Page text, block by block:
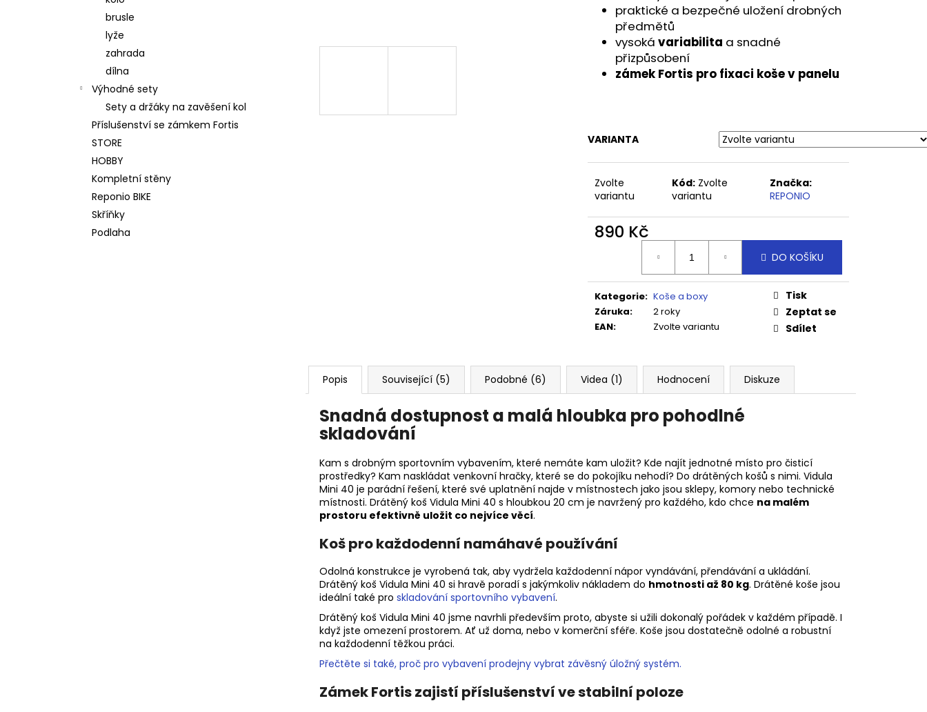
brusle
lyže
zahrada
dílna
Výhodné sety
Sety a držáky na zavěšení kol
Příslušenství se zámkem Fortis
STORE
HOBBY
Kompletní stěny
Reponio BIKE
Skříňky
Podlaha
praktické a bezpečné uložení drobných
předmětů
vysoká variabilita a snadné
přizpůsobení
zámek Fortis pro fixaci koše v panelu
VARIANTA
Zvolte
variantu
Kód: Zvolte
variantu
Značka:
REPONIO
890 Kč
DO KOŠÍKU
Kategorie: Koše a boxy
Záruka:
2 roky
EAN: Zvolte variantu
Tisk
Zeptat se
Sdílet
Popis Související (5) Podobné (6) Videa (1) Hodnocení Diskuze
Snadná dostupnost a malá hloubka pro pohodlné
skladování
Kam s drobným sportovním vybavením, které nemáte kam uložit? Kde najít jednotné místo pro čisticí
prostředky? Kam naskládat venkovní hračky, které se do pokojíku nehodí? Do drátěných košů s nimi. Vidula
Mini 40 je parádní řešení, které své uplatnění najde v místnostech jako jsou sklepy, komory nebo technické
místnosti. Drátěný koš Vidula Mini 40 s hloubkou 20 cm je navržený pro každého, kdo chce na malém
prostoru efektivně uložit co nejvíce věcí.
Koš pro každodenní namáhavé používání
Odolná konstrukce je vyrobená tak, aby vydržela každodenní nápor vyndávání, přendávání a ukládání.
Drátěný koš Vidula Mini 40 si hravě poradí s jakýmkoliv nákladem do hmotnosti až 80 kg. Drátěné koše jsou
ideální také pro skladování sportovního vybavení.
Drátěný koš Vidula Mini 40 jsme navrhli především proto, abyste si užili dokonalý pořádek v každém případě. I
když jste omezení prostorem. Ať už doma, nebo v komerční sféře. Koše jsou dostatečně odolné a robustní
na každodenní těžkou práci.
Přečtěte si také, proč pro vybavení prodejny vybrat závěsný úložný systém.
Zámek Fortis zajistí příslušenství ve stabilní poloze
WALL KIT ORIGINAL MAX ŠEDÝ
12 500 Kč
Původně:
HÁK SIMPLO 5 CM